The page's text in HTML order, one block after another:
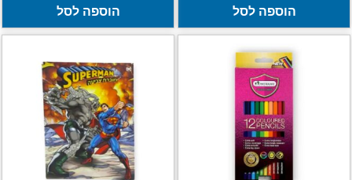
הוספה לסל הוספה לסל